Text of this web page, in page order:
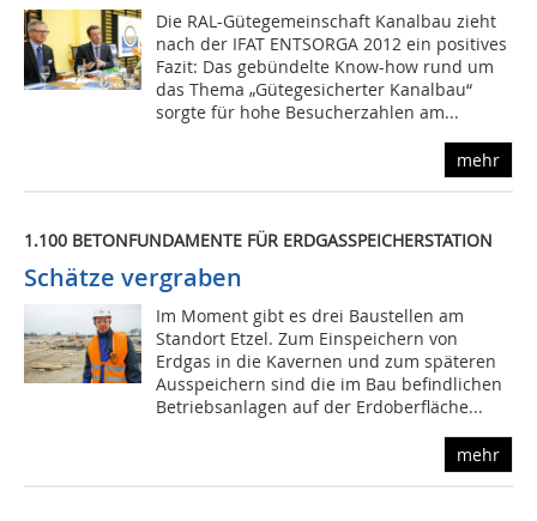
Die RAL-Gütegemeinschaft Kanalbau zieht
nach der IFAT ENTSORGA 2012 ein positives
Fazit: Das gebündelte Know-how rund um
das Thema „Gütegesicherter Kanalbau“
sorgte für hohe Besucherzahlen am...
mehr
1.100 BETONFUNDAMENTE FÜR ERDGASSPEICHERSTATION
Schätze vergraben
Im Moment gibt es drei Baustellen am
Standort Etzel. Zum Einspeichern von
Erdgas in die Kavernen und zum späteren
Ausspeichern sind die im Bau befindlichen
Betriebsanlagen auf der Erdoberfläche...
mehr